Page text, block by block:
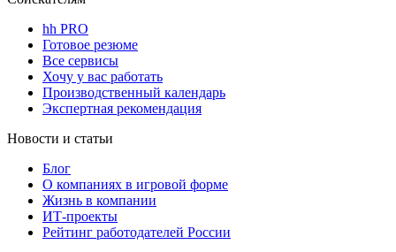
hh PRO
Готовое резюме
Все сервисы
Хочу у вас работать
Производственный календарь
Экспертная рекомендация
Новости и статьи
Блог
О компаниях в игровой форме
Жизнь в компании
ИТ-проекты
Рейтинг работодателей России